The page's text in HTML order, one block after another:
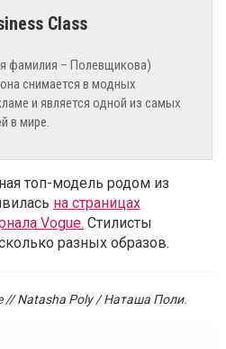
фамилия – Полевщикова)
снимается в модных
и является одной из самых
в мире.
топ-модель родом из
на страницах
Vogue. Стилисты
разных образов.
// Natasha Poly / Наташа Поли.